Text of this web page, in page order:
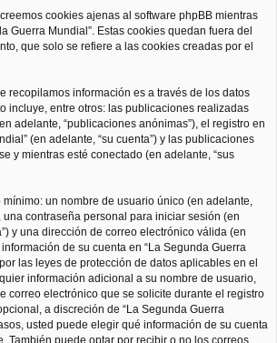
cookies ajenas al software phpBB mientras
Guerra Mundial”. Estas cookies quedan fuera del
que solo se refiere a las cookies creadas por el
recopilamos información es a través de los datos
incluye, entre otros: las publicaciones realizadas
adelante, “publicaciones anónimas”), el registro en
(en adelante, “su cuenta”) y las publicaciones
y mientras esté conectado (en adelante, “sus
un nombre de usuario único (en adelante,
una contraseña personal para iniciar sesión (en
y una dirección de correo electrónico válida (en
de su cuenta en “La Segunda Guerra
las leyes de protección de datos aplicables en el
información adicional a su nombre de usuario,
correo electrónico que se solicite durante el registro
a discreción de “La Segunda Guerra
usted puede elegir qué información de su cuenta
También puede optar por recibir o no los correos